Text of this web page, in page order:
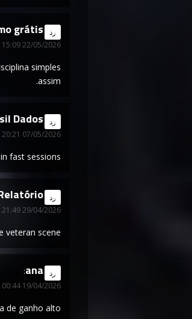
grátis
says:
22/05/2026 at 15:09
رد
simples
assim.
Dados
says:
07/05/2026 at 20:21
رد
fast sessions.
says:
29/04/2026 at 21:49
رد
veteran scene.
ana
says:
19/04/2026 at 00:44
رد
de ganho alto.